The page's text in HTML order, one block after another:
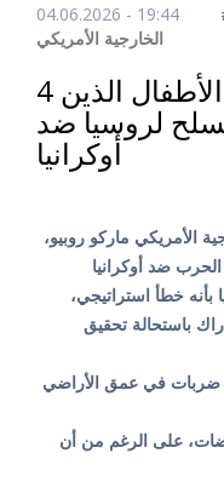
04.06.2026 - 19:44
الخارجية الأمريكي
4 يونيو - يوم إحياء ذكرى الأطفال الذين
لروسيا ضد
أوكرانيا
الأمريكي ماركو روبيو،
خطأ استراتيجي،
باستحالة تحقيق
ضربات في عمق الأراضي
على الرغم من أن